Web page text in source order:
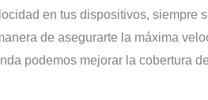
en tus dispositivos,
de asegurarte la máxima
podemos mejorar la cobertura